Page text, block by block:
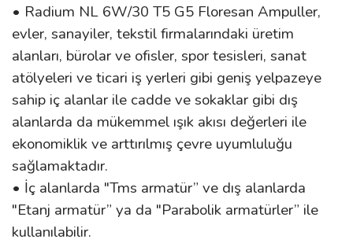
• Radium NL 6W/30 T5 G5 Floresan Ampuller,
evler, sanayiler, tekstil firmalarındaki üretim
alanları, bürolar ve ofisler, spor tesisleri, sanat
atölyeleri ve ticari iş yerleri gibi geniş yelpazeye
sahip iç alanlar ile cadde ve sokaklar gibi dış
alanlarda da mükemmel ışık akısı değerleri ile
ekonomiklik ve arttırılmış çevre uyumluluğu
sağlamaktadır.
• İç alanlarda "Tms armatür” ve dış alanlarda
"Etanj armatür” ya da "Parabolik armatürler” ile
kullanılabilir.